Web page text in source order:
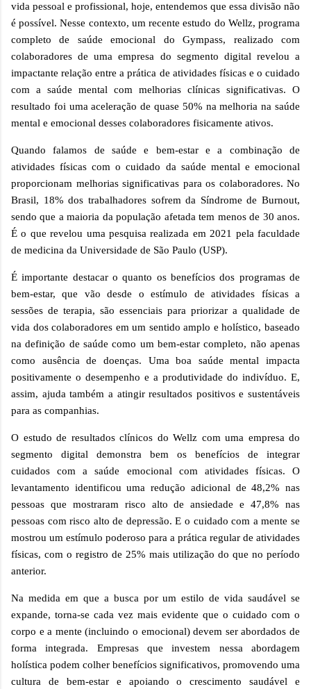
vida pessoal e profissional, hoje, entendemos que essa divisão não
é possível. Nesse contexto, um recente estudo do Wellz, programa
completo de saúde emocional do Gympass, realizado com
colaboradores de uma empresa do segmento digital revelou a
impactante relação entre a prática de atividades físicas e o cuidado
com a saúde mental com melhorias clínicas significativas. O
resultado foi uma aceleração de quase 50% na melhoria na saúde
mental e emocional desses colaboradores fisicamente ativos.
Quando falamos de saúde e bem-estar e a combinação de
atividades físicas com o cuidado da saúde mental e emocional
proporcionam melhorias significativas para os colaboradores. No
Brasil, 18% dos trabalhadores sofrem da Síndrome de Burnout,
sendo que a maioria da população afetada tem menos de 30 anos.
É o que revelou uma pesquisa realizada em 2021 pela faculdade
de medicina da Universidade de São Paulo (USP).
É importante destacar o quanto os benefícios dos programas de
bem-estar, que vão desde o estímulo de atividades físicas a
sessões de terapia, são essenciais para priorizar a qualidade de
vida dos colaboradores em um sentido amplo e holístico, baseado
na definição de saúde como um bem-estar completo, não apenas
como ausência de doenças. Uma boa saúde mental impacta
positivamente o desempenho e a produtividade do indivíduo. E,
assim, ajuda também a atingir resultados positivos e sustentáveis
para as companhias.
O estudo de resultados clínicos do Wellz com uma empresa do
segmento digital demonstra bem os benefícios de integrar
cuidados com a saúde emocional com atividades físicas. O
levantamento identificou uma redução adicional de 48,2% nas
pessoas que mostraram risco alto de ansiedade e 47,8% nas
pessoas com risco alto de depressão. E o cuidado com a mente se
mostrou um estímulo poderoso para a prática regular de atividades
físicas, com o registro de 25% mais utilização do que no período
anterior.
Na medida em que a busca por um estilo de vida saudável se
expande, torna-se cada vez mais evidente que o cuidado com o
corpo e a mente (incluindo o emocional) devem ser abordados de
forma integrada. Empresas que investem nessa abordagem
holística podem colher benefícios significativos, promovendo uma
cultura de bem-estar e apoiando o crescimento saudável e